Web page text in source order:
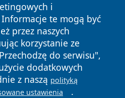
i
Informacje te mogą być
przez naszych
korzystanie ze
do serwisu",
dodatkowych
z naszą polityką
ustawienia .
Wszystkie prawa
Polityka
Cookies